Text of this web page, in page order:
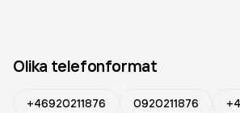
Olika telefonformat
+46920211876 0920211876